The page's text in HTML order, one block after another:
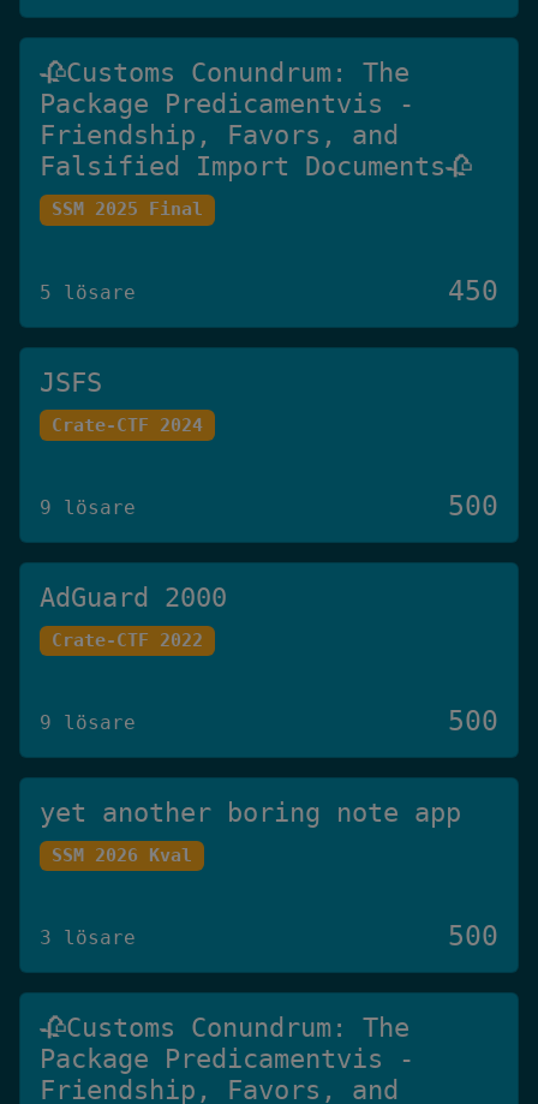
🥀Customs Conundrum: The
Package Predicamentvis -
Friendship, Favors, and
Falsified Import Documents🥀
SSM 2025 Final
5 lösare 450
JSFS
Crate-CTF 2024
9 lösare 500
AdGuard 2000
Crate-CTF 2022
9 lösare 500
yet another boring note app
SSM 2026 Kval
3 lösare 500
🥀Customs Conundrum: The
Package Predicamentvis -
Friendship, Favors, and